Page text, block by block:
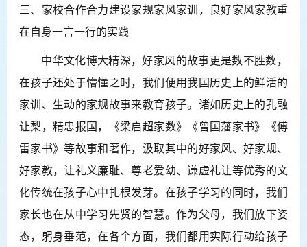
三、家校合作合力建设家规家风家训，良好家风家教重
在自身一言一行的实践
中华文化博大精深，好家风的故事更是数不胜数，
在孩子还处于懵懂之时，我们便用我国历史上的鲜活的
家训、生动的家规故事来教育孩子。诸如历史上的孔融
让梨，精忠报国，《梁启超家数》《曾国藩家书》《傅
雷家书》等故事和著作，汲取其中的好家风、好家规、
好家教，让礼义廉耻、尊老爱幼、谦虚礼让等优秀的文
化传统在孩子心中扎根发芽。在孩子学习的同时，我们
家长也在从中学习先贤的智慧。作为父母，我们放下姿
态，躬身垂范，在各个方面，我们都用实际行动给孩子